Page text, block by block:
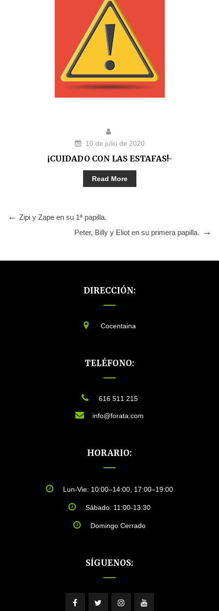
10 de julio de 2020
¡CUIDADO CON LAS ESTAFAS!-
Read More
Zipi y Zape en su 1ª papilla.
Peter, Billy y Eliot en su primera papilla.
DIRECCIÓN:
Cocentaina
TELÉFONO:
616 511 215
info@forata.com
HORARIO:
Lun-Vie: 10:00–14:00, 17:00–19:00
Sábado: 11:00-13:30
Domingo Cerrado
SÍGUENOS: